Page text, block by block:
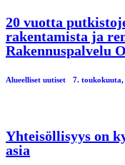
20 vuotta
rakentamista ja
Rakennuspalvelu
Alueelliset uutiset 7. toukokuuta,
Yhteisöllisyys on
asia